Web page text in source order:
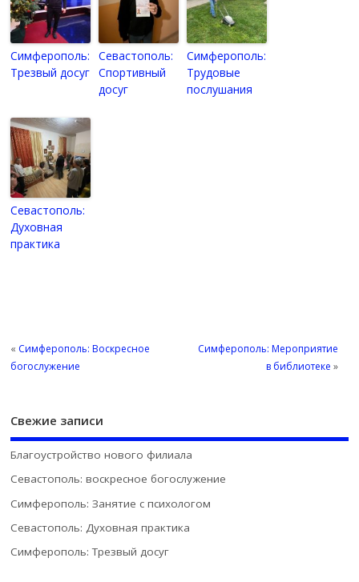
Симферополь:
Трезвый досуг
Севастополь:
Спортивный
досуг
Симферополь:
Трудовые
послушания
Севастополь:
Духовная
практика
« Симферополь: Воскресное
богослужение
Симферополь: Мероприятие
в библиотеке »
Свежие записи
Благоустройство нового филиала
Севастополь: воскресное богослужение
Симферополь: Занятие с психологом
Севастополь: Духовная практика
Симферополь: Трезвый досуг